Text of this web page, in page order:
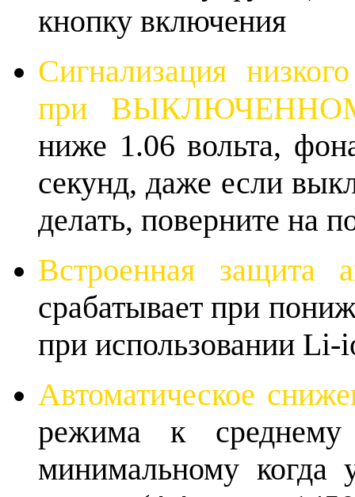
кнопку включения
Сигнализация
при
ниже 1.06 вольта,
секунд, даже если
делать, поверните на
Встроенная защита
срабатывает при
при использовании Li-
Автоматическое
режима к
минимальному когда